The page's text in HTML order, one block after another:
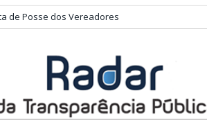
de Posse dos Vereadores